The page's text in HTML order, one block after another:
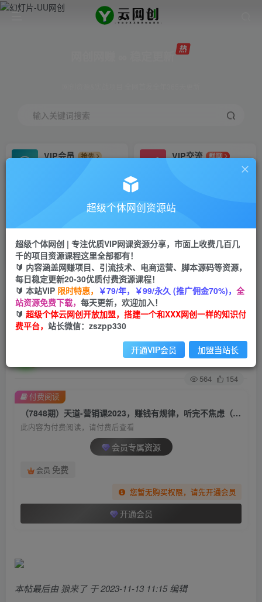
输入关键词搜索
VIP会员
抢先
VIP交流
群聊
研究探讨更多创业项目路子。
会员专属推广链接
招募站长
挂机
项目
脚本卡密
APP下载
GO
首页 创业课程 会员专属 正文
（7848期）天道-营销课2023，赚钱有规律，听完
不焦虑（22节课）
关注 私信
564 154
（7848期）天道-营销课2023，赚钱有规律，听完不焦虑（22节课）
此内容为付费阅读，请付费后查看
会员专属资源
会员 免费
您暂无购买权限，请先开通会员
开通会员
付费阅读
本帖最后由 狼来了 于 2023-11-13 11:15 编辑
超级个体网创资源站
超级个体网创 | 专注优质VIP网课资源分享，市面上收费几百几
千的项目资源课程这里全部都有！
🔰 内容涵盖网赚项目、引流技术、电商运营、脚本源码等资源，
每日稳定更新20-30优质付费资源课程！
🔰 本站VIP 限时特惠， ￥79/年，￥99/永久 (推广佣金70%)， 全
站资源免费下载， 每天更新，欢迎加入！
🔰 超级个体云网创开放加盟，搭建一个和XXX网创一样的知识付
费平台， 站长微信：zszpp330
开通VIP会员 加盟当站长